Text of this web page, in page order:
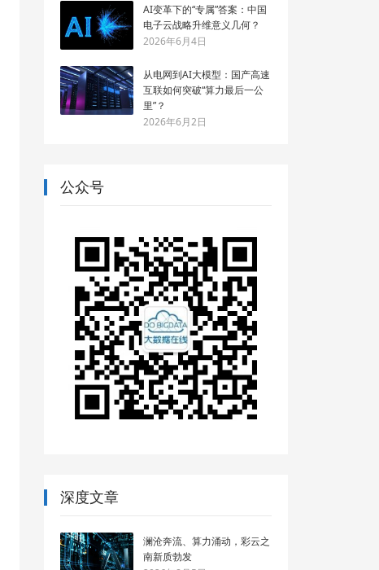
AI变革下的“专属”答案：中国
电子云战略升维意义几何？
2026年6月4日
从电网到AI大模型：国产高速
互联如何突破“算力最后一公
里”？
2026年6月2日
公众号
深度文章
澜沧奔流、算力涌动，彩云之
南新质勃发